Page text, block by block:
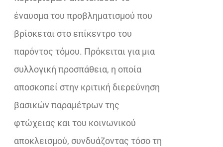
έναυσμα του προβληματισμού που
βρίσκεται στο επίκεντρο του
παρόντος τόμου. Πρόκειται για μια
συλλογική προσπάθεια, η οποία
αποσκοπεί στην κριτική διερεύνηση
βασικών παραμέτρων της
φτώχειας και του κοινωνικού
αποκλεισμού, συνδυάζοντας τόσο τη